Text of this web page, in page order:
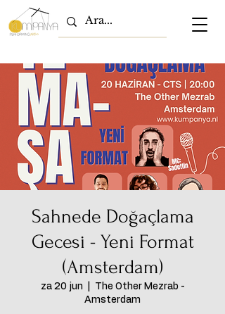
Sahnede Doğaçlama
Gecesi - Yeni Format
(Amsterdam)
za 20 jun
The Other Mezrab -
Amsterdam